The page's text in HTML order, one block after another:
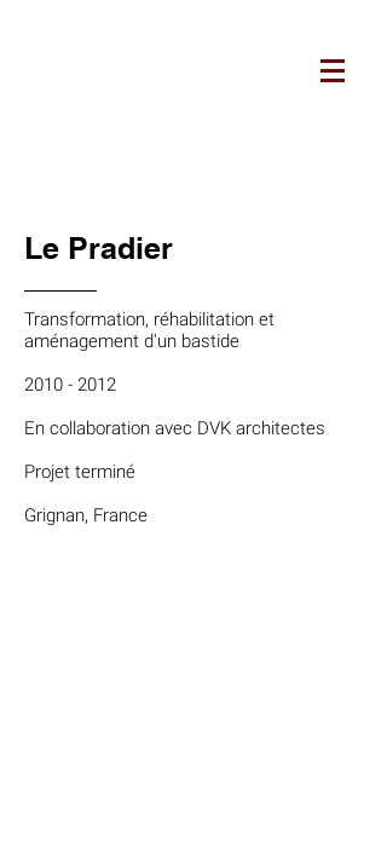
Le Pradier
Transformation, réhabilitation et
aménagement d'un bastide
2010 - 2012
En collaboration avec DVK architectes
Projet terminé
Grignan, France